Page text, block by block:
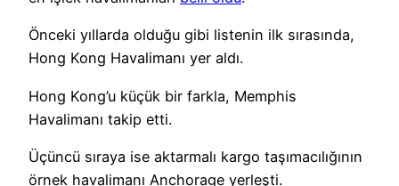
Önceki yıllarda olduğu gibi listenin ilk sırasında,
Hong Kong Havalimanı yer aldı.
Hong Kong’u küçük bir farkla, Memphis
Havalimanı takip etti.
Üçüncü sıraya ise aktarmalı kargo taşımacılığının
örnek havalimanı Anchorage yerleşti.